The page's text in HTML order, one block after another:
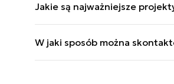
„Lotnictwo”, „Morze”, „NTW
Jakie są najważniejsze
„Wojna rosyjsko-ukraińska.
W jaki sposób można